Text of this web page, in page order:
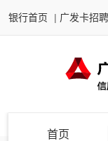
银行首页 | 广发卡招聘
首页